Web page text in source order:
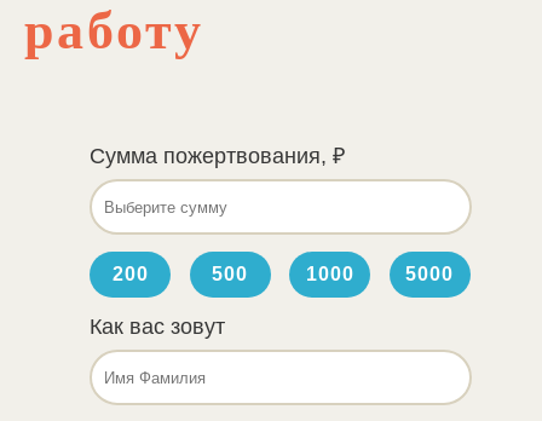
работу
Сумма пожертвования, ₽
Как вас зовут